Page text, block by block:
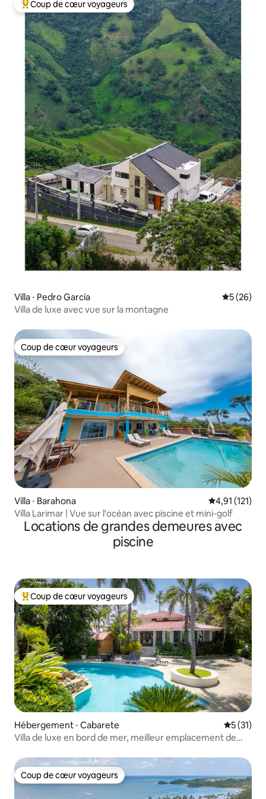
Coups de cœur voyageurs les plus appréciés
Coup de cœur voyageurs
Villa ⋅ Pedro García
5 (26)
Villa de luxe avec vue sur la montagne
Coup de cœur voyageurs
Coup de cœur voyageurs
Villa ⋅ Barahona Évaluation
4,91 (121)
Villa Larimar | Vue sur l'océan avec piscine et mini-golf
Locations de grandes demeures avec
piscine
Coups de cœur voyageurs les plus appréciés
Coup de cœur voyageurs
Hébergement ⋅ Cabarete
5 (31)
Villa de luxe en bord de mer, meilleur emplacement de
Coup de cœur voyageurs
Coup de cœur voyageurs